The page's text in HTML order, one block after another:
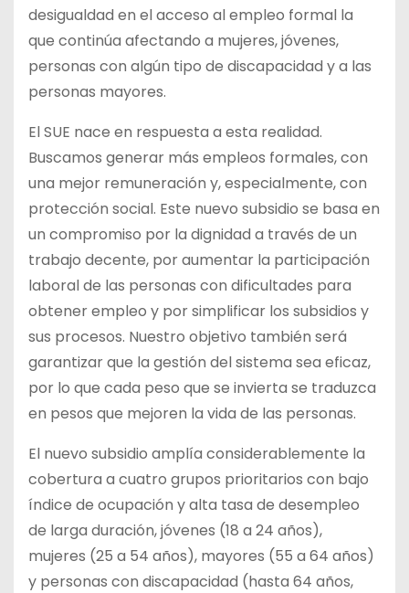
desigualdad en el acceso al empleo formal la
que continúa afectando a mujeres, jóvenes,
personas con algún tipo de discapacidad y a las
personas mayores.
El SUE nace en respuesta a esta realidad.
Buscamos generar más empleos formales, con
una mejor remuneración y, especialmente, con
protección social. Este nuevo subsidio se basa en
un compromiso por la dignidad a través de un
trabajo decente, por aumentar la participación
laboral de las personas con dificultades para
obtener empleo y por simplificar los subsidios y
sus procesos. Nuestro objetivo también será
garantizar que la gestión del sistema sea eficaz,
por lo que cada peso que se invierta se traduzca
en pesos que mejoren la vida de las personas.
El nuevo subsidio amplía considerablemente la
cobertura a cuatro grupos prioritarios con bajo
índice de ocupación y alta tasa de desempleo
de larga duración, jóvenes (18 a 24 años),
mujeres (25 a 54 años), mayores (55 a 64 años)
y personas con discapacidad (hasta 64 años,